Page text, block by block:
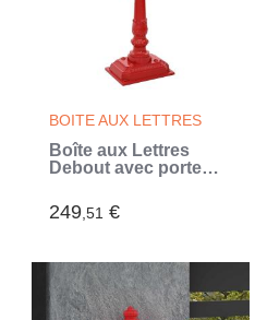
BOITE AUX LETTRES
Boîte aux Lettres
Debout avec porte
117 cm
249,51 €